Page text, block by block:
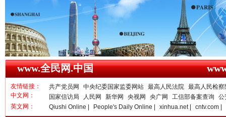
衣柜里的秘密 高速路
www.全民网.中国
友情链接：
中文网：
共产党员网 中央纪委国家监委网站 最高人民法院 最高人民检察
国家信访局
人民网 新华网 央视网 央广网 工信部备案查询
公
英文网：
Qiushi Online | People's Daily Online | xinhua.net | cntv.com |